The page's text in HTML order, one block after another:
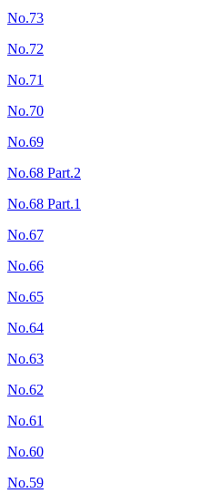
No.73
No.72
No.71
No.70
No.69
No.68 Part.2
No.68 Part.1
No.67
No.66
No.65
No.64
No.63
No.62
No.61
No.60
No.59